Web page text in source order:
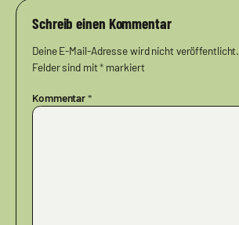
Schreib einen Kommentar
Deine E-Mail-Adresse wird nicht veröffentlicht.
Felder sind mit* markiert
Kommentar*